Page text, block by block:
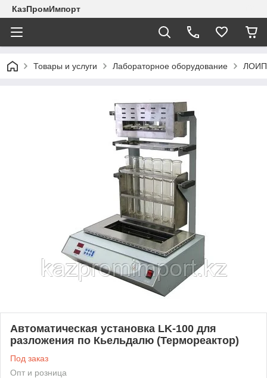
КазПромИмпорт
Товары и услуги Лабораторное оборудование ЛОИП
Автоматическая установка LK-100 для
разложения по Кьельдалю (Термореактор)
Под заказ
Опт и розница